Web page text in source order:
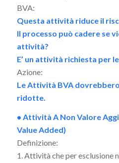
BVA:
Questa attività riduce il
Il processo può cadere se
attività?
E’ un attività richiesta per
Azione:
Le Attività BVA
ridotte.
• Attività A Non Valore
Value Added)
Definizione:
1. Attività che per esclusione